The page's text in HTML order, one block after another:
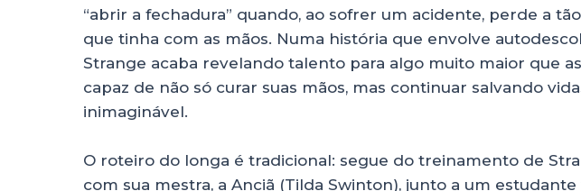
“abrir a fechadura” quando, ao sofrer um acidente, perde a
que tinha com as mãos. Numa história que envolve
Strange acaba revelando talento para algo muito maior que
capaz de não só curar suas mãos, mas continuar salvando
inimaginável.
O roteiro do longa é tradicional: segue do treinamento de
com sua mestra, a Anciã (Tilda Swinton), junto a um